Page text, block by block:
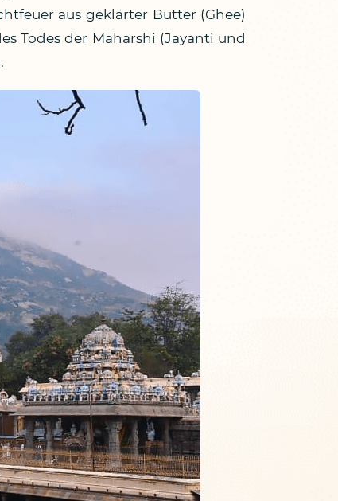
aus geklärter Butter (Ghee)
Todes der Maharshi (Jayanti und